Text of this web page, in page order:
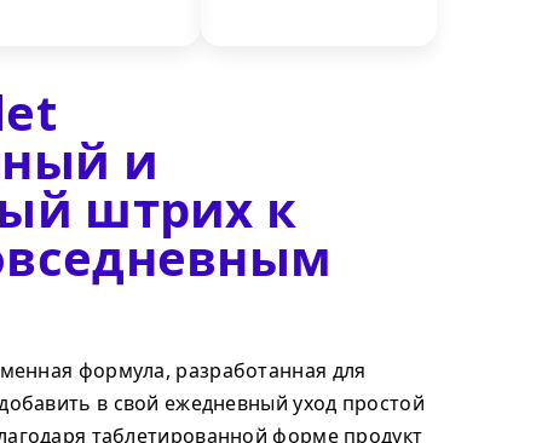
и
штрих к
формула, разработанная для
в свой ежедневный уход простой
таблетированной форме продукт